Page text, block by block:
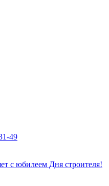
49
с юбилеем Дня строителя!